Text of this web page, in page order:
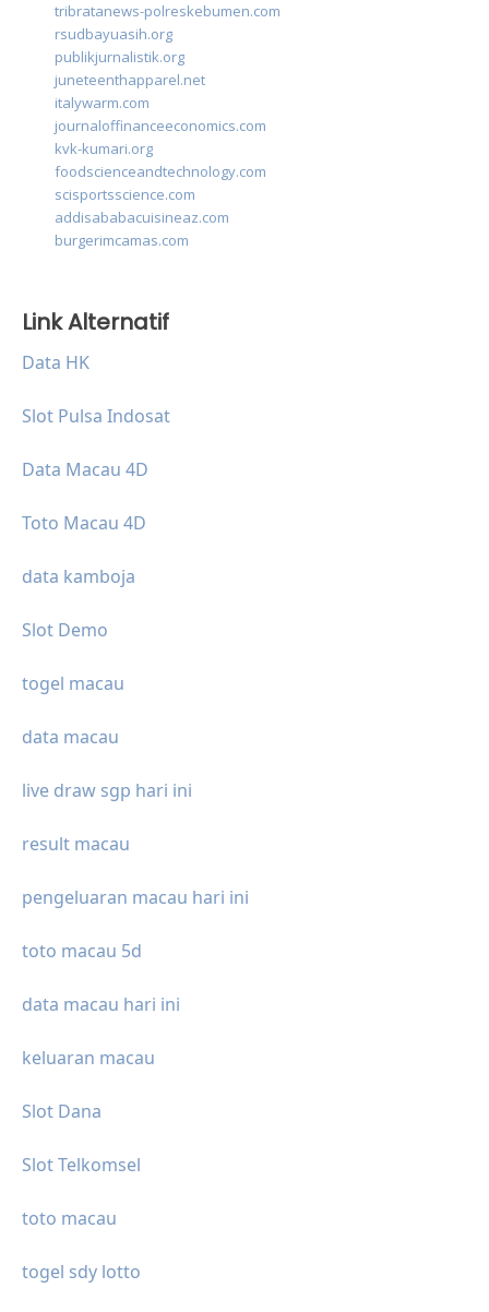
tribratanews-polreskebumen.com
rsudbayuasih.org
publikjurnalistik.org
juneteenthapparel.net
italywarm.com
journaloffinanceeconomics.com
kvk-kumari.org
foodscienceandtechnology.com
scisportsscience.com
addisababacuisineaz.com
burgerimcamas.com
Link Alternatif
Data HK
Slot Pulsa Indosat
Data Macau 4D
Toto Macau 4D
data kamboja
Slot Demo
togel macau
data macau
live draw sgp hari ini
result macau
pengeluaran macau hari ini
toto macau 5d
data macau hari ini
keluaran macau
Slot Dana
Slot Telkomsel
toto macau
togel sdy lotto